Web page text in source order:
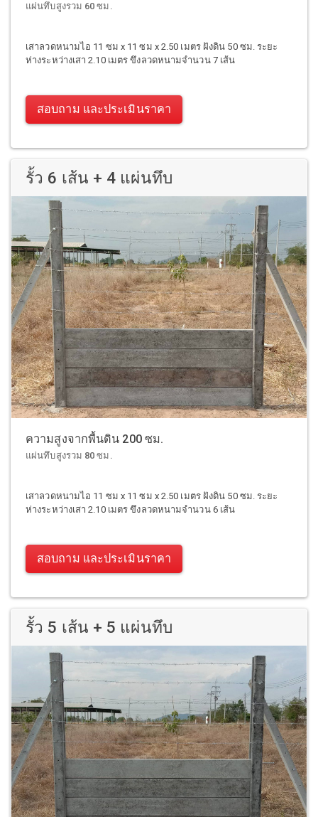
แผ่นทึบสูงรวม 60 ซม.
เสาลวดหนามไอ 11 ซม x 11 ซม x 2.50 เมตร ฝังดิน 50 ซม. ระยะ
ห่างระหว่างเสา 2.10 เมตร ขึงลวดหนามจำนวน 7 เส้น
สอบถาม และประเมินราคา
รั้ว 6 เส้น + 4 แผ่นทึบ
ความสูงจากพื้นดิน 200 ซม.
แผ่นทึบสูงรวม 80 ซม.
เสาลวดหนามไอ 11 ซม x 11 ซม x 2.50 เมตร ฝังดิน 50 ซม. ระยะ
ห่างระหว่างเสา 2.10 เมตร ขึงลวดหนามจำนวน 6 เส้น
สอบถาม และประเมินราคา
รั้ว 5 เส้น + 5 แผ่นทึบ